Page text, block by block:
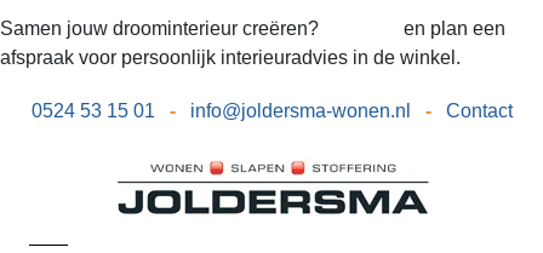
Samen jouw droominterieur creëren?
en plan een
afspraak voor persoonlijk interieuradvies in de winkel.
0524 53 15 01 - info@joldersma-wonen.nl - Contact